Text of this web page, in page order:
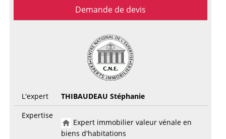
Demande de devis
L'expert
THIBAUDEAU Stéphanie
Expertise
Expert immobilier valeur vénale en
biens d'habitations